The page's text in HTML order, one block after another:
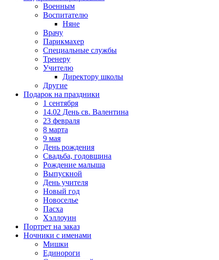
Военным
Воспитателю
Няне
Врачу
Парикмахер
Специальные службы
Тренеру
Учителю
Директору школы
Другие
Подарок на праздники
1 сентября
14.02 День св. Валентина
23 февраля
8 марта
9 мая
День рождения
Свадьба, годовщина
Рождение малыша
Выпускной
День учителя
Новый год
Новоселье
Пасха
Хэллоуин
Портрет на заказ
Ночники с именами
Мишки
Единороги